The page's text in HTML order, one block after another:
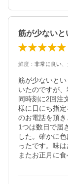
鮮度 ： 非常に良い
筋が少ないと
いたのですが
同時刻に2回注
様に日にち指
のお電話を頂き
1つは数日で届
した。確かに
ったです。味
またお正月に